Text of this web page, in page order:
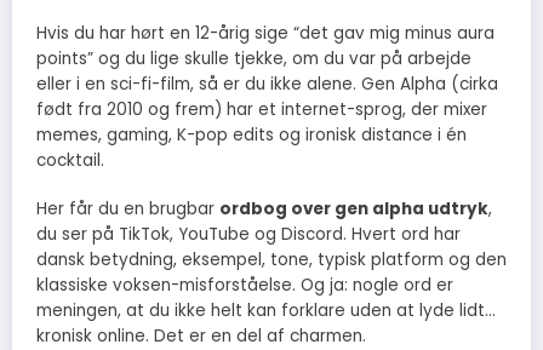
Hvis du har hørt en 12-årig sige “det gav mig minus aura
points” og du lige skulle tjekke, om du var på arbejde
eller i en sci-fi-film, så er du ikke alene. Gen Alpha (cirka
født fra 2010 og frem) har et internet-sprog, der mixer
memes, gaming, K-pop edits og ironisk distance i én
cocktail.
Her får du en brugbar ordbog over gen alpha udtryk,
du ser på TikTok, YouTube og Discord. Hvert ord har
dansk betydning, eksempel, tone, typisk platform og den
klassiske voksen-misforståelse. Og ja: nogle ord er
meningen, at du ikke helt kan forklare uden at lyde lidt…
kronisk online. Det er en del af charmen.